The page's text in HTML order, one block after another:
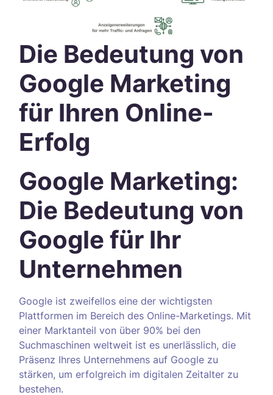
Die Bedeutung von
Google Marketing
für Ihren Online-
Erfolg
Google Marketing:
Die Bedeutung von
Google für Ihr
Unternehmen
Google ist zweifellos eine der wichtigsten
Plattformen im Bereich des Online-Marketings. Mit
einer Marktanteil von über 90% bei den
Suchmaschinen weltweit ist es unerlässlich, die
Präsenz Ihres Unternehmens auf Google zu
stärken, um erfolgreich im digitalen Zeitalter zu
bestehen.